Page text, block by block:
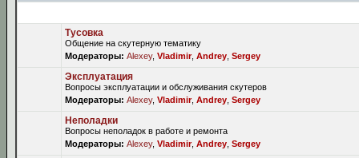
Тусовка
Общение на скутерную тематику
Модераторы: Alexey, Vladimir, Andrey Sergey
Эксплуатация
Вопросы эксплуатации и обслуживания скутеров
Модераторы: Alexey, Vladimir, Andrey Sergey
Неполадки
Вопросы неполадок в работе и ремонта
Модераторы: Alexey, Vladimir, Andrey Sergey